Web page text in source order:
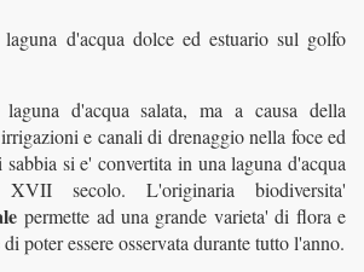
d'acqua dolce ed estuario sul golfo
d'acqua salata, ma a causa della
e canali di drenaggio nella foce ed
si e' convertita in una laguna d'acqua
secolo. L'originaria biodiversita'
permette ad una grande varieta' di flora e
poter essere osservata durante tutto l'anno.